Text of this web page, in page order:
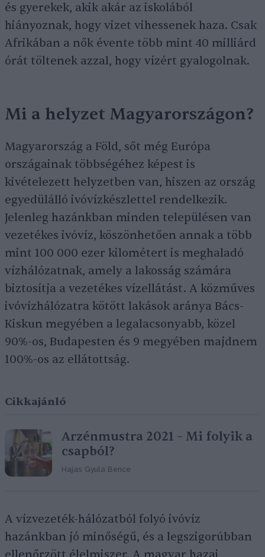
és gyerekek, akik akár az iskolából
hiányoznak, hogy vizet vihessenek haza. Csak
Afrikában a nők évente több mint 40 milliárd
órát töltenek azzal, hogy vízért gyalogolnak.
Mi a helyzet Magyarországon?
Magyarország a Föld, sőt még Európa
országainak többségéhez képest is
kivételezett helyzetben van, hiszen az ország
egyedülálló ivóvízkészlettel rendelkezik.
Jelenleg hazánkban minden településen van
vezetékes ivóvíz, köszönhetően annak a több
mint 100 000 ezer kilométert is meghaladó
vízhálózatnak, amely a lakosság számára
biztosítja a vezetékes vízellátást. A közműves
ivóvízhálózatra kötött lakások aránya Bács-
Kiskun megyében a legalacsonyabb, közel
90%-os, Budapesten és 9 megyében majdnem
100%-os az ellátottság.
Cikkajánló
Arzénmustra 2021 – Mi folyik a
csapból?
Hajas Gyula Bence
A vízvezeték-hálózatból folyó ivóvíz
hazánkban jó minőségű, és a legszigorúbban